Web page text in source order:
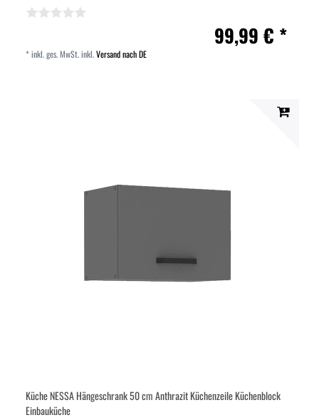
99,99 € *
*inkl. ges. MwSt.inkl.Versand nach DE
Küche NESSA Hängeschrank 50 cm Anthrazit Küchenzeile Küchenblock
Einbauküche